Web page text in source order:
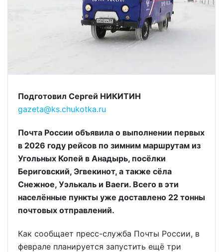
Подготовил Сергей НИКИТИН
gazeta@ks.chukotka.ru
Почта России объявила о выполнении первых
в 2026 году рейсов по зимним маршрутам из
Угольных Копей в Анадырь, посёлки
Бериговский, Эгвекинот, а также сёла
Снежное, Уэлькаль и Ваеги. Всего в эти
населённые пункты уже доставлено 22 тонны
почтовых отправлений.
Как сообщает пресс-служба Почты России, в
феврале планируется запустить ещё три